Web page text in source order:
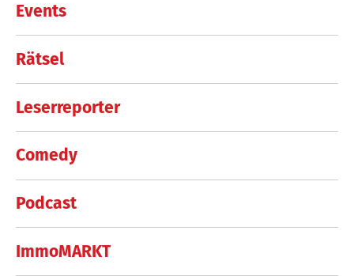
Events
Rätsel
Leserreporter
Comedy
Podcast
ImmoMARKT